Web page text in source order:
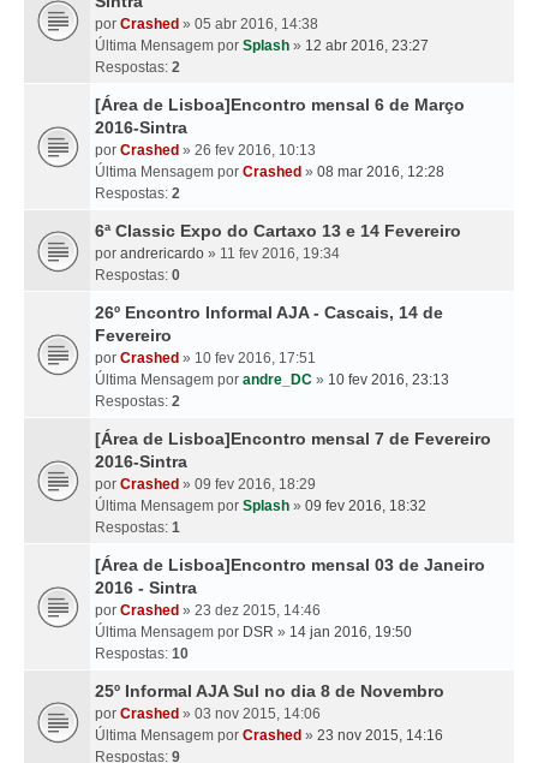
por Crashed » 05 abr 2016, 14:38
Última Mensagem por Splash » 12 abr 2016, 23:27
Respostas: 2
[Área de Lisboa]Encontro mensal 6 de Março
2016-Sintra
por Crashed » 26 fev 2016, 10:13
Última Mensagem por Crashed » 08 mar 2016, 12:28
Respostas: 2
6ª Classic Expo do Cartaxo 13 e 14 Fevereiro
por andrericardo » 11 fev 2016, 19:34
Respostas: 0
26º Encontro Informal AJA - Cascais, 14 de
Fevereiro
por Crashed » 10 fev 2016, 17:51
Última Mensagem por andre_DC » 10 fev 2016, 23:13
Respostas: 2
[Área de Lisboa]Encontro mensal 7 de Fevereiro
2016-Sintra
por Crashed » 09 fev 2016, 18:29
Última Mensagem por Splash » 09 fev 2016, 18:32
Respostas: 1
[Área de Lisboa]Encontro mensal 03 de Janeiro
2016 - Sintra
por Crashed » 23 dez 2015, 14:46
Última Mensagem por DSR » 14 jan 2016, 19:50
Respostas: 10
25º Informal AJA Sul no dia 8 de Novembro
por Crashed » 03 nov 2015, 14:06
Última Mensagem por Crashed » 23 nov 2015, 14:16
Respostas: 9